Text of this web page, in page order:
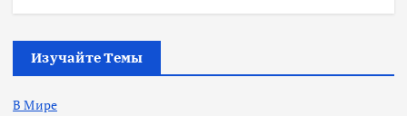
Изучайте Темы
В Мире